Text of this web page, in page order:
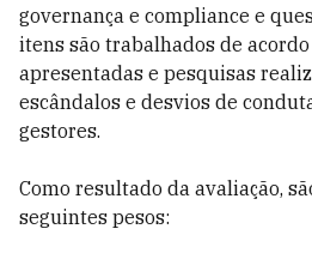
governança e compliance e
itens são trabalhados de
apresentadas e pesquisas
escândalos e desvios de
gestores.
Como resultado da avaliação,
seguintes pesos: